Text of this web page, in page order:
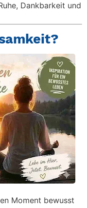
Dankbarkeit und
Moment bewusst